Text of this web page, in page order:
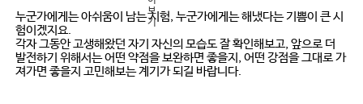
누군가에게는 아쉬움이 남는 시험, 누군가에게는 해냈다는 기쁨이 큰 시
험이겠지요.
각자 그동안 고생해왔던 자기 자신의 모습도 잘 확인해보고, 앞으로 더
발전하기 위해서는 어떤 약점을 보완하면 좋을지, 어떤 강점을 그대로 가
져가면 좋을지 고민해보는 계기가 되길 바랍니다.